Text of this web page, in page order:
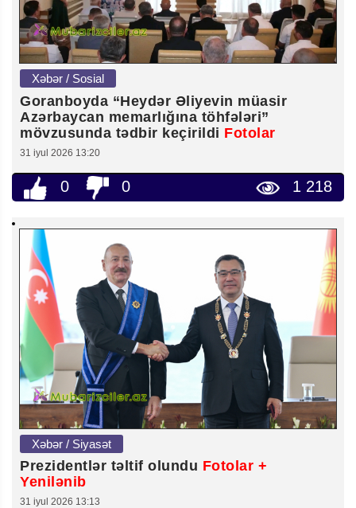
Xəbər / Sosial
Goranboyda “Heydər Əliyevin müasir
Azərbaycan memarlığına töhfələri”
mövzusunda tədbir keçirildi Fotolar
31 iyul 2026 13:20
0 0 1 218
Xəbər / Siyasət
Prezidentlər təltif olundu Fotolar +
Yenilənib
31 iyul 2026 13:13